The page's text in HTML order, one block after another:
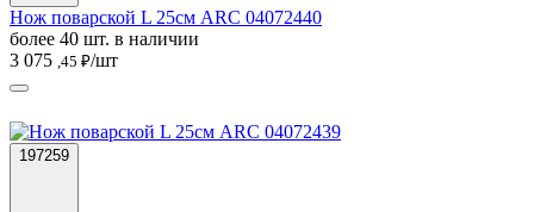
Нож поварской L 25см ARC 04072440
более 40 шт. в наличии
3 075 ,45 ₽/шт
197259